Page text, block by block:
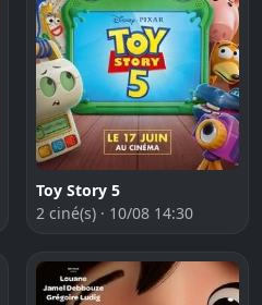
Toy Story 5
2 ciné(s) · 10/08 14:30